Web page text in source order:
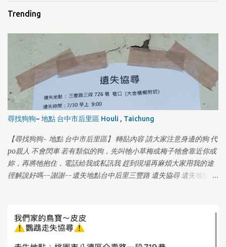
Trending
尋找狗狗~ 地點 台中市后里區 Houli , Taichung
【尋找狗狗~ 地點 台中市后里區】 轉貼內容 請大家注意身邊的狗 代
po親人 不會閃車 若有類似的狗，先叫牠小草梅或梅子牠會靠近你或
妳，再將牠抱住，電話給我或私訊我 趕到現場再麻煩大家用我的途
徑解說好嗎--謝謝--遺失地點台中后里三豐路 遺失協尋 遺失地點：
片：有 特徵：（鼻子上面有一條勒痕）（青光眼） 連絡電話：0970
008 286 (葉小姐) 尋獲獎金：紅包 5000 元